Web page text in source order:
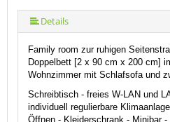
mehr (5 ) »
Details
Family room zur ruhigen
Doppelbett [2 x 90 cm x 200 cm]
Wohnzimmer mit Schlafsofa und
Schreibtisch - freies W-LAN und
individuell regulierbare
Öffnen - Kleiderschrank - Minibar